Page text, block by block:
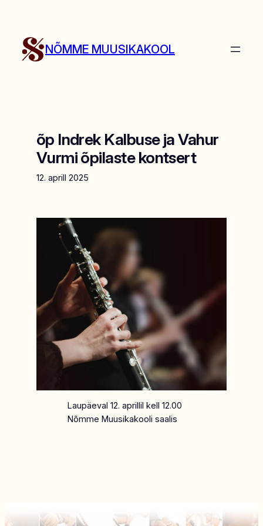
juurde
NÕMME MUUSIKAKOOL
õp Indrek Kalbuse ja Vahur
Vurmi õpilaste kontsert
12. aprill 2025
Laupäeval 12. aprillil kell 12.00
Nõmme Muusikakooli saalis